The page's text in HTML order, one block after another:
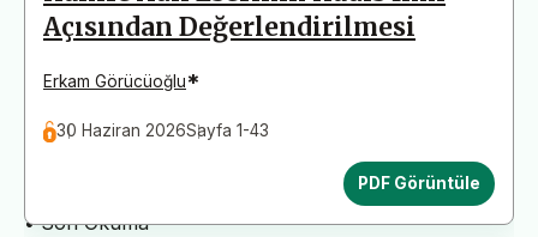
Yayın İnceleme Süreci (Yaklaşık 130 Gün)
• Editör İncelemesi
• Şekilsel ve Etik Ön İnceleme
• Son Okuma
Açısından Değerlendirilmesi
Erkam Görücüoğlu*
30 Haziran 2026Sayfa 1-43
PDF Görüntüle